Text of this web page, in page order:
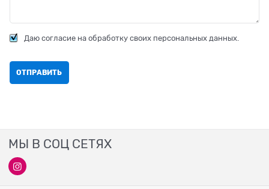
Даю согласие на обработку своих персональных данных.
МЫ В СОЦ СЕТЯХ